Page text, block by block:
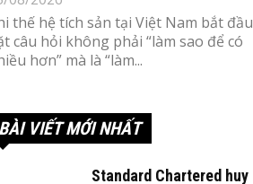
thế hệ tích sản tại Việt Nam bắt đầu
câu hỏi không phải “làm sao để có
hơn” mà là “làm...
BÀI VIẾT MỚI NHẤT
Standard Chartered huy